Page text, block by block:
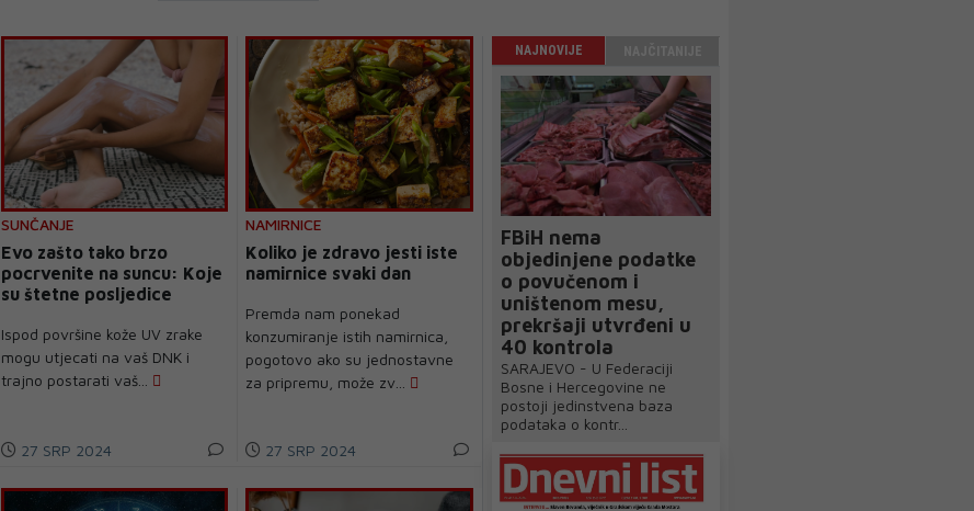
SUNČANJE
Evo zašto tako brzo
pocrvenite na suncu: Koje
su štetne posljedice
Ispod površine kože UV zrake
mogu utjecati na vaš DNK i
trajno postarati vaš...
27 SRP 2024
NAMIRNICE
Koliko je zdravo jesti iste
namirnice svaki dan
Premda nam ponekad
konzumiranje istih namirnica,
pogotovo ako su jednostavne
za pripremu, može zv...
27 SRP 2024
NAJNOVIJE
FBiH nema
objedinjene podatke
o povučenom i
uništenom mesu,
prekršaji utvrđeni u
40 kontrola
SARAJEVO - U Federaciji
Bosne i Hercegovine ne
postoji jedinstvena baza
podataka o kontr...